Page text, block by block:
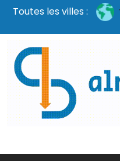
Toutes les villes :